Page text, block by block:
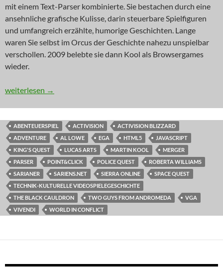
mit einem Text-Parser kombinierte. Sie bestachen durch eine
ansehnliche grafische Kulisse, darin steuerbare Spielfiguren
und umfangreich erzählte, humorige Geschichten. Lange
waren Sie selbst im Orcus der Geschichte nahezu unspielbar
verschollen. 2009 belebte sie dann Kool als Browsergames
wieder.
RETRO: Besuch von den Sarianern (RESPAWN)
weiterlesen →
ABENTEUERSPIEL ACTIVISION
ACTIVISION BLIZZARD
ADVENTURE
AL LOWE EGA HTML5
JAVASCRIPT
KING'S QUEST
LUCAS ARTS MARTIN KOOL
MERGER
PARSER
POINT&CLICK POLICE QUEST
ROBERTA WILLIAMS
SARIANER
SARIENS.NET SIERRA ONLINE
SPACE QUEST
TECHNIK-KULTURELLE VIDEOSPIELEGESCHICHTE
THE BLACK CAULDRON
TWO GUYS FROM ANDROMEDA
VGA
VIVENDI
WORLD IN CONFLICT